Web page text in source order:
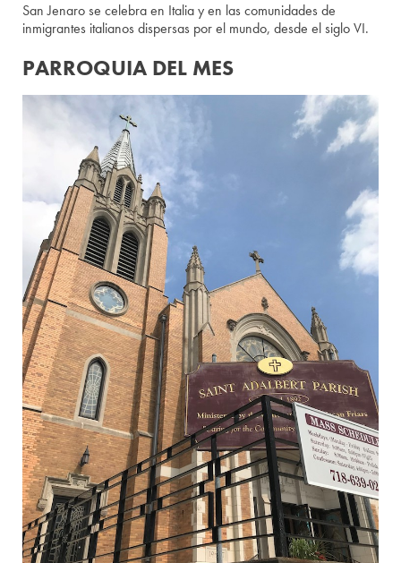
San Jenaro se celebra en Italia y en las comunidades de
inmigrantes italianos dispersas por el mundo, desde el siglo VI.
PARROQUIA DEL MES